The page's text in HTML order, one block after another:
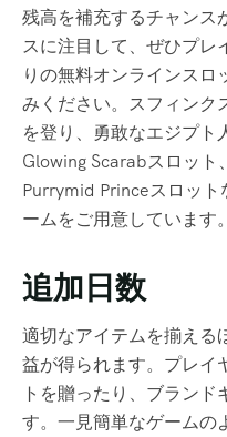
残高を補充するチャンス
スに注目して、ぜひプレ
りの無料オンラインスロ
みください。スフィンク
を登り、勇敢なエジプト
Glowing Scarabスロット
Purrymid Princeスロッ
ームをご用意しています。
追加日数
適切なアイテムを揃える
益が得られます。プレイ
トを贈ったり、ブランド
す。一見簡単なゲームの